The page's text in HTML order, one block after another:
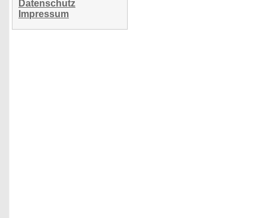
Datenschutz
Impressum